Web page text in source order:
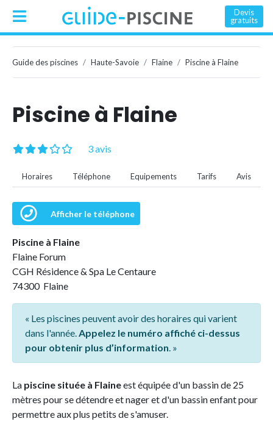
Devis
gratuits
Guide des piscines Haute-Savoie Flaine Piscine à Flaine
Piscine à Flaine
3 avis
Horaires Téléphone Equipements Tarifs Avis
Afficher le téléphone
Piscine à Flaine
Flaine Forum
CGH Résidence & Spa Le Centaure
74300 Flaine
« Les piscines peuvent avoir des horaires qui varient
dans l'année.Appelez le numéro affiché ci-dessus
pour obtenir plus d’information. »
La piscine située à Flaineest équipée d'un bassin de 25
mètres pour se détendre et nager et d'un bassin enfant pour
permettre aux plus petits de s'amuser.